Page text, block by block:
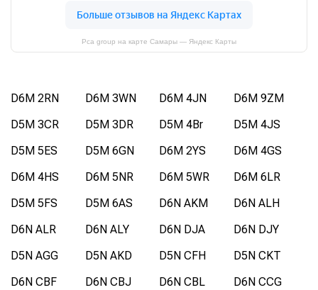
Pca group на карте Самары — Яндекс Карты
D6M 2RN D6M 3WN D6M 4JN
D6M 9ZM
D5M 3CR
D5M 3DR D5M 4Br
D5M 4JS
D5M 5ES
D5M 6GN D6M 2YS
D6M 4GS
D6M 4HS
D6M 5NR D6M 5WR
D6M 6LR
D5M 5FS
D5M 6AS D6N AKM
D6N ALH
D6N ALR
D6N ALY D6N DJA
D6N DJY
D5N AGG
D5N AKD D5N CFH
D5N CKT
D6N CBF
D6N CBJ D6N CBL
D6N CCG